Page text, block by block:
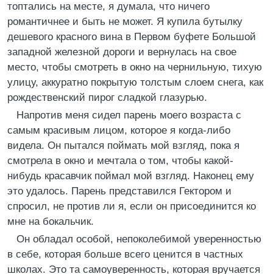
топтались на месте, я думала, что ничего
романтичнее и быть не может. Я купила бутылку
дешевого красного вина в Первом буфете Большой
западной железной дороги и вернулась на свое
место, чтобы смотреть в окно на чернильную, тихую
улицу, аккуратно покрытую толстым слоем снега, как
рождественский пирог сладкой глазурью.
Напротив меня сидел парень моего возраста с
самым красивым лицом, которое я когда-либо
видела. Он пытался поймать мой взгляд, пока я
смотрела в окно и мечтала о том, чтобы какой-
нибудь красавчик поймал мой взгляд. Наконец ему
это удалось. Парень представился Гектором и
спросил, не против ли я, если он присоединится ко
мне на бокальчик.
Он обладал особой, непоколебимой уверенностью
в себе, которая больше всего ценится в частных
школах. Это та самоуверенность, которая вручается